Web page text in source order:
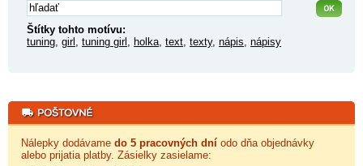
Štítky tohto motívu:
tuning, girl , tuning girl , holka, text, texty, nápis, nápisy
Nálepky dodávame do 5 pracovných dní odo dňa objednávky
alebo prijatia platby. Zásielky zasielame: